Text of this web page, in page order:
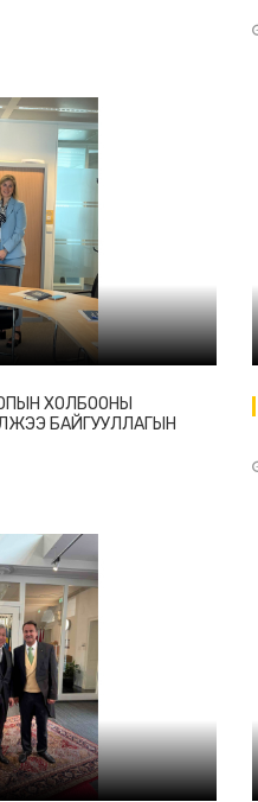
БАЙГУУЛАГДЛАА
ХОЛБООНЫ
БАЙГУУЛЛАГЫН